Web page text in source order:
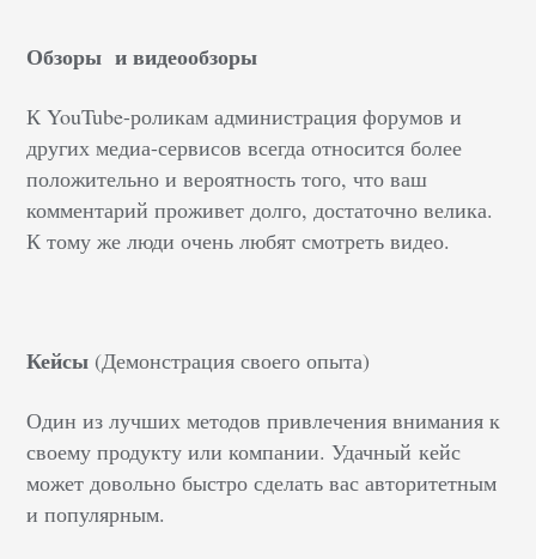
Обзоры и видеообзоры
К YouTube-роликам администрация форумов и
других медиа-сервисов всегда относится более
положительно и вероятность того, что ваш
комментарий проживет долго, достаточно велика.
К тому же люди очень любят смотреть видео.
Кейсы (Демонстрация своего опыта)
Один из лучших методов привлечения внимания к
своему продукту или компании. Удачный кейс
может довольно быстро сделать вас авторитетным
и популярным.